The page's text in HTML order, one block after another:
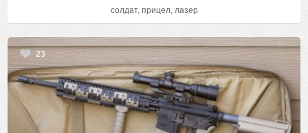
солдат, прицел, лазер
23